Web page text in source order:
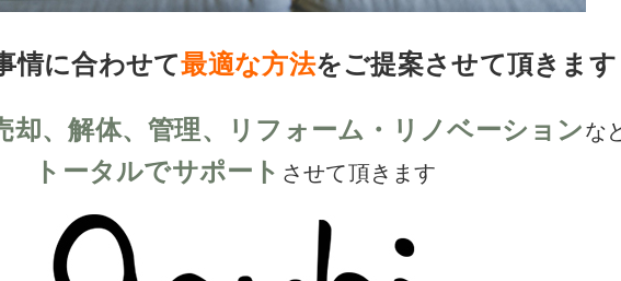
情に合わせて最適な方法をご提案させて頂きます
却、解体、管理、リフォーム・リノベーションな
トータルでサポート させて頂きます